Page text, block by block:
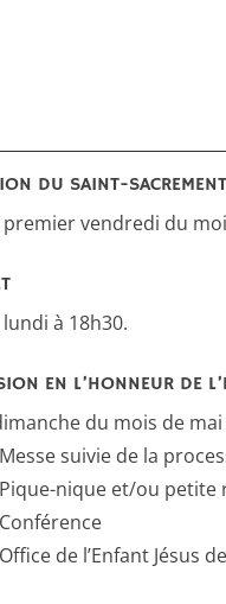
DU SAINT-
premier vendredi du
à 18h30.
EN L’HONNEUR DE
du mois de mai
suivie de la
nique et/ou
de l’Enfant Jésus